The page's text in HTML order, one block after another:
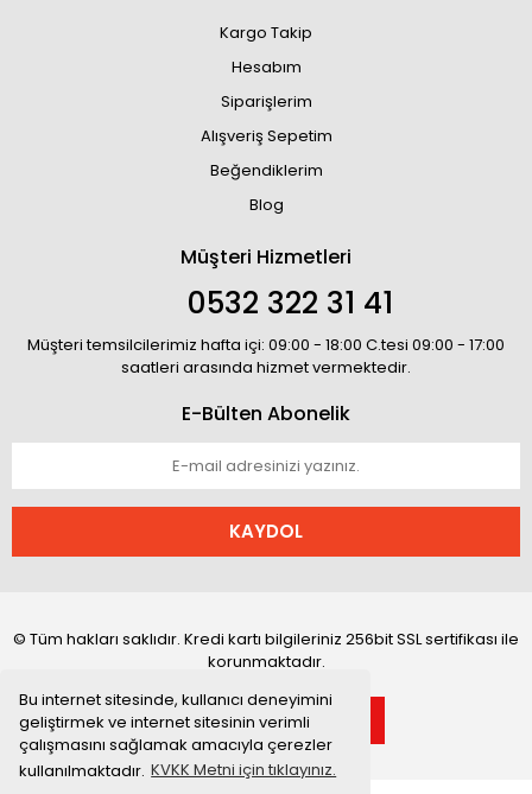
Bu internet sitesinde, kullanıcı deneyimini
geliştirmek ve internet sitesinin verimli
çalışmasını sağlamak amacıyla çerezler
kullanılmaktadır. KVKK Metni için tıklayınız.
Kargo Takip
Hesabım
Siparişlerim
Alışveriş Sepetim
Beğendiklerim
Blog
Müşteri Hizmetleri
0532 322 31 41
Müşteri temsilcilerimiz hafta içi: 09:00 - 18:00 C.tesi 09:00 - 17:00
saatleri arasında hizmet vermektedir.
E-Bülten Abonelik
KAYDOL
© Tüm hakları saklıdır. Kredi kartı bilgileriniz 256bit SSL sertifikası ile
korunmaktadır.